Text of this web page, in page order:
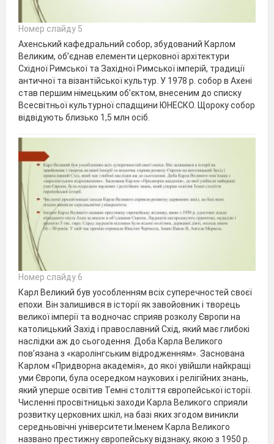
Номер слайду 5
Ахенський кафедральний собор, збудований Карлом
Великим, об’єднав елементи церковної архітектури
Східної Римської та Західної Римської імперій, традиції
античної та візантійської культур. У 1978 р. собор в Ахені
став першим німецьким об’єктом, внесеним до списку
Всесвітньої культурної спадщини ЮНЕСКО. Щороку собор
відвідують близько 1,5 млн осіб.
Номер слайду 6
Карл Великий був уособленням всіх суперечностей своєї
епохи. Він залишився в історії як завойовник і творець
великої імперії та водночас сприяв розколу Європи на
католицький Захід і православний Схід, який має глибокі
наслідки аж до сьогодення. Доба Карла Великого
пов’язана з «каролінгським відродженням». Заснована
Карлом «Придворна академія», до якої увійшли найкращі
уми Європи, була осередком наукових і релігійних знань,
який уперше освітив Темні століття європейської історії.
Численні просвітницькі заходи Карла Великого сприяли
розвитку церковних шкіл, на базі яких згодом виникли
середньовічні університети.Іменем Карла Великого
названо престижну європейську відзнаку, якою з 1950 р.